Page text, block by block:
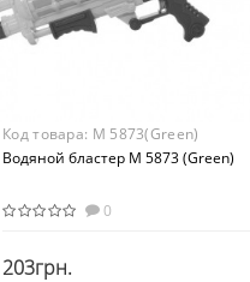
Код товара: M 5873(Green)
Водяной бластер M 5873 (Green)
0
203грн.